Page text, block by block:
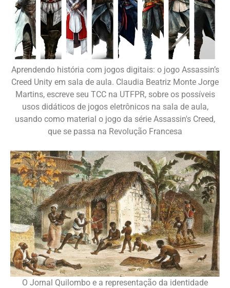
Aprendendo história com jogos digitais: o jogo Assassin’s
Creed Unity em sala de aula. Claudia Beatriz Monte Jorge
Martins, escreve seu TCC na UTFPR, sobre os possíveis
usos didáticos de jogos eletrônicos na sala de aula,
usando como material o jogo da série Assassin's Creed,
que se passa na Revolução Francesa
O Jornal Quilombo e a representação da identidade